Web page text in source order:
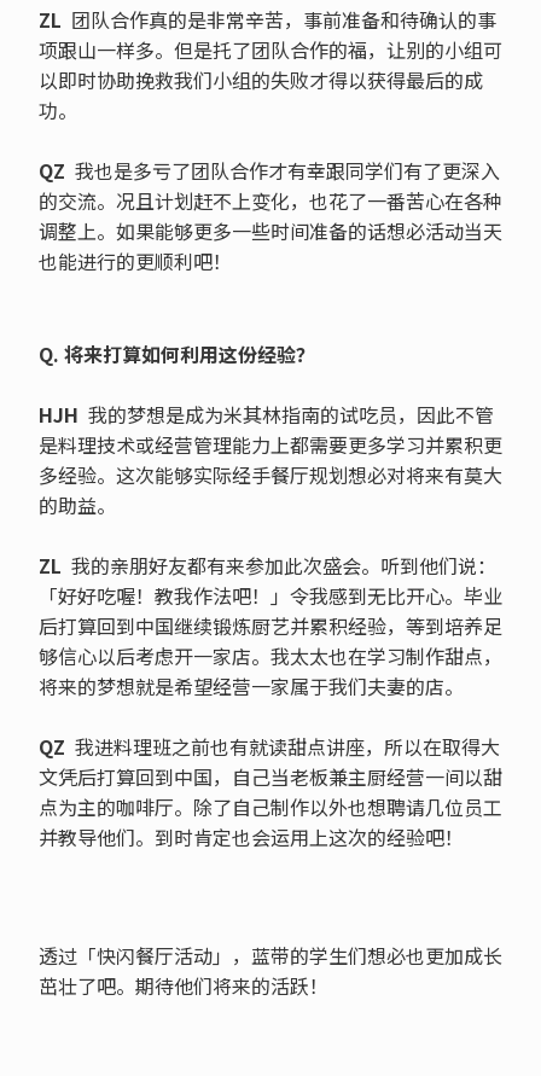
ZL 团队合作真的是非常辛苦，事前准备和待确认的事
项跟山一样多。但是托了团队合作的福，让别的小组可
以即时协助挽救我们小组的失败才得以获得最后的成
功。
QZ 我也是多亏了团队合作才有幸跟同学们有了更深入
的交流。况且计划赶不上变化，也花了一番苦心在各种
调整上。如果能够更多一些时间准备的话想必活动当天
也能进行的更顺利吧！
Q. 将来打算如何利用这份经验？
HJH 我的梦想是成为米其林指南的试吃员，因此不管
是料理技术或经营管理能力上都需要更多学习并累积更
多经验。这次能够实际经手餐厅规划想必对将来有莫大
的助益。
ZL 我的亲朋好友都有来参加此次盛会。听到他们说：
「好好吃喔！教我作法吧！」令我感到无比开心。毕业
后打算回到中国继续锻炼厨艺并累积经验，等到培养足
够信心以后考虑开一家店。我太太也在学习制作甜点，
将来的梦想就是希望经营一家属于我们夫妻的店。
QZ 我进料理班之前也有就读甜点讲座，所以在取得大
文凭后打算回到中国，自己当老板兼主厨经营一间以甜
点为主的咖啡厅。除了自己制作以外也想聘请几位员工
并教导他们。到时肯定也会运用上这次的经验吧！
透过「快闪餐厅活动」，蓝带的学生们想必也更加成长
茁壮了吧。期待他们将来的活跃！